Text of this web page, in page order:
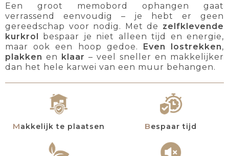
Een groot memobord ophangen gaat
verrassend eenvoudig – je hebt er geen
gereedschap voor nodig. Met de zelfklevende
kurkrol bespaar je niet alleen tijd en energie,
maar ook een hoop gedoe. Even lostrekken,
plakken en klaar – veel sneller en makkelijker
dan het hele karwei van een muur behangen.
Makkelijk te plaatsen Bespaar tijd